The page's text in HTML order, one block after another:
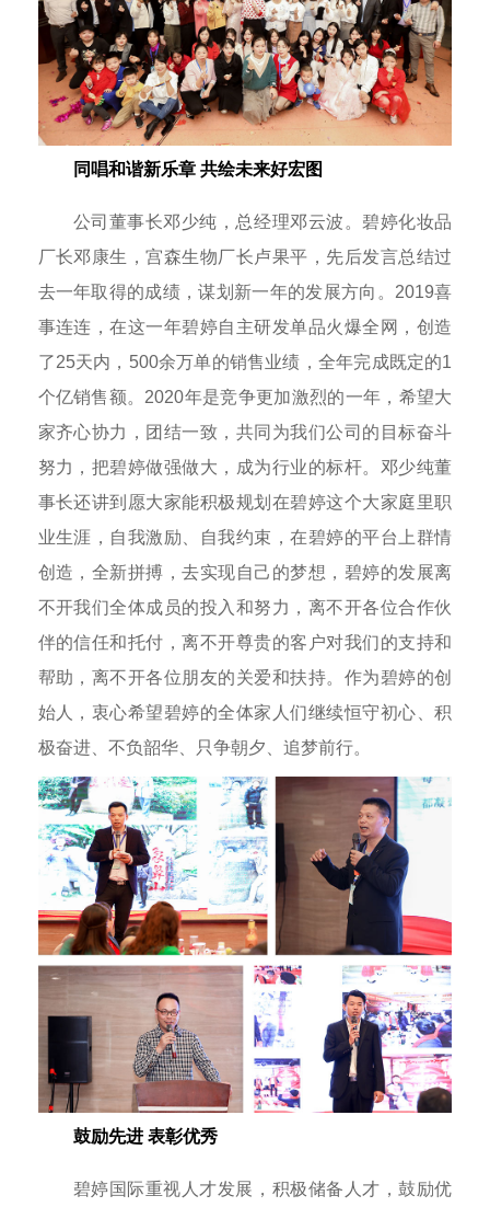
同唱和谐新乐章 共绘未来好宏图
公司董事长邓少纯，总经理邓云波。碧婷化妆品
厂长邓康生，宫森生物厂长卢果平，先后发言总结过
去一年取得的成绩，谋划新一年的发展方向。2019喜
事连连，在这一年碧婷自主研发单品火爆全网，创造
了25天内，500余万单的销售业绩，全年完成既定的1
个亿销售额。2020年是竞争更加激烈的一年，希望大
家齐心协力，团结一致，共同为我们公司的目标奋斗
努力，把碧婷做强做大，成为行业的标杆。邓少纯董
事长还讲到愿大家能积极规划在碧婷这个大家庭里职
业生涯，自我激励、自我约束，在碧婷的平台上群情
创造，全新拼搏，去实现自己的梦想，碧婷的发展离
不开我们全体成员的投入和努力，离不开各位合作伙
伴的信任和托付，离不开尊贵的客户对我们的支持和
帮助，离不开各位朋友的关爱和扶持。作为碧婷的创
始人，衷心希望碧婷的全体家人们继续恒守初心、积
极奋进、不负韶华、只争朝夕、追梦前行。
鼓励先进 表彰优秀
碧婷国际重视人才发展，积极储备人才，鼓励优